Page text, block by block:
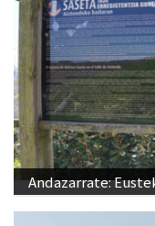
Andazarrate: